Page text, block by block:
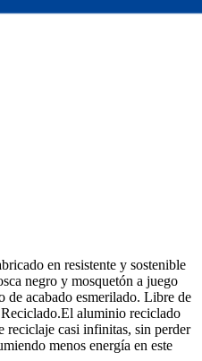
en resistente y sostenible
negro y mosquetón a juego
de acabado esmerilado. Libre de
aluminio reciclado
reciclaje casi infinitas, sin perder
menos energía en este